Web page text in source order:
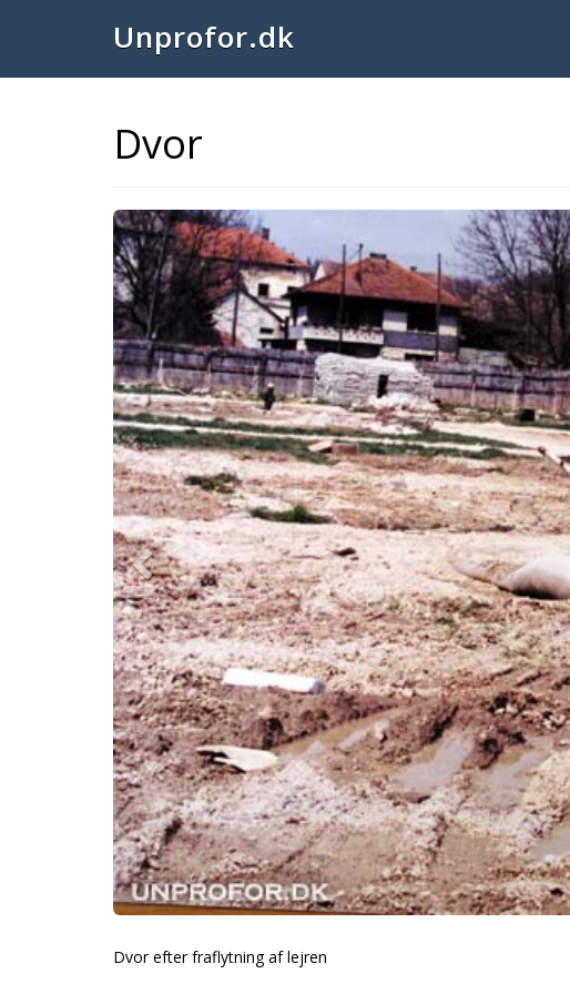
Unprofor.dk
Dvor
Previous
Dvor efter fraflytning af lejren